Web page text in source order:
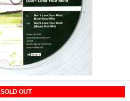
SOLD OUT